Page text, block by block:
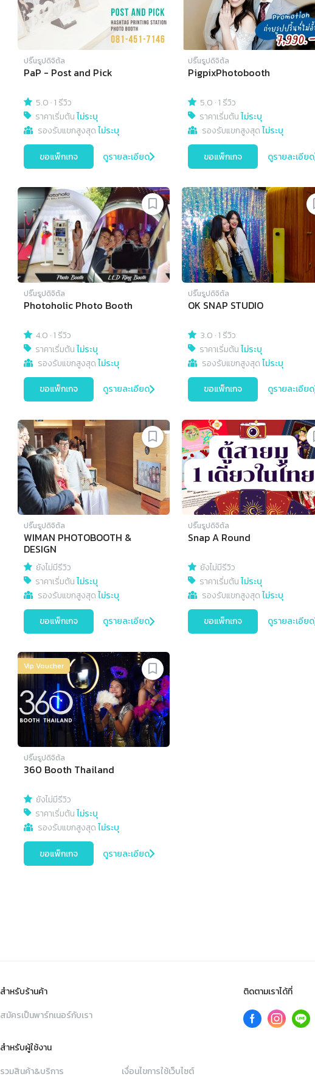
ปริ๊นรูปดิจิตัล
PaP - Post and Pick
5.0 ·1 รีวิว
ราคาเริ่มต้นไม่ระบุ
รองรับแขกสูงสุดไม่ระบุ
ขอแพ็กเกจ ดูรายละเอียด
ปริ๊นรูปดิจิตัล
PigpixPhotobooth
5.0 ·1 รีวิว
ราคาเริ่มต้นไม่ระบุ
รองรับแขกสูงสุดไม่ระบุ
ขอแพ็กเกจ ดูรายละเอียด
ปริ๊นรูปดิจิตัล
Photoholic Photo Booth
4.0 ·1 รีวิว
ราคาเริ่มต้นไม่ระบุ
รองรับแขกสูงสุดไม่ระบุ
ขอแพ็กเกจ ดูรายละเอียด
ปริ๊นรูปดิจิตัล
OK SNAP STUDIO
3.0 ·1 รีวิว
ราคาเริ่มต้นไม่ระบุ
รองรับแขกสูงสุดไม่ระบุ
ขอแพ็กเกจ ดูรายละเอียด
ปริ๊นรูปดิจิตัล
WIMAN PHOTOBOOTH &
DESIGN
ยังไม่มีรีวิว
ราคาเริ่มต้นไม่ระบุ
รองรับแขกสูงสุดไม่ระบุ
ขอแพ็กเกจ ดูรายละเอียด
ปริ๊นรูปดิจิตัล
Snap A Round
ยังไม่มีรีวิว
ราคาเริ่มต้นไม่ระบุ
รองรับแขกสูงสุดไม่ระบุ
ขอแพ็กเกจ ดูรายละเอียด
Vip Voucher
ปริ๊นรูปดิจิตัล
360 Booth Thailand
ยังไม่มีรีวิว
ราคาเริ่มต้นไม่ระบุ
รองรับแขกสูงสุดไม่ระบุ
ขอแพ็กเกจ ดูรายละเอียด
สำหรับร้านค้า
สมัครเป็นพาร์ทเนอร์กับเรา
สำหรับผู้ใช้งาน
รวมสินค้า&บริการ
เงื่อนไขการใช้เว็บไซต์
ติดตามเราได้ที่